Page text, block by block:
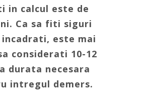
in calcul este de
Ca sa fiti siguri
incadrati, este mai
considerati 10-12
durata necesara
intregul demers.